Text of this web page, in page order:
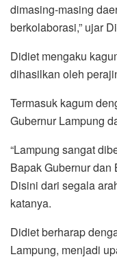
dimasing-masing
berkolaborasi,” ujar
Didiet mengaku
dihasilkan oleh
Termasuk kagum
Gubernur Lampung
“Lampung sangat
Bapak Gubernur dan
Disini dari segala
katanya.
Didiet berharap
Lampung, menjadi